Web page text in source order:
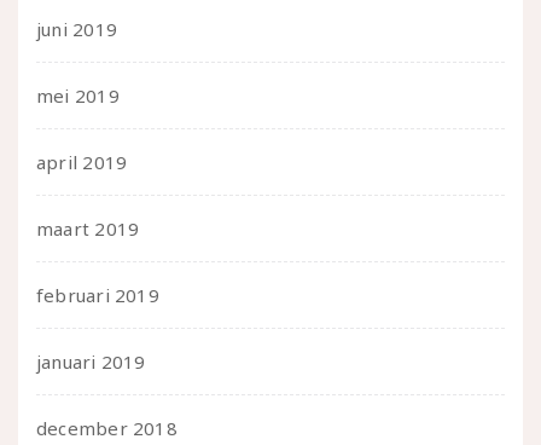
juni 2019
mei 2019
april 2019
maart 2019
februari 2019
januari 2019
december 2018